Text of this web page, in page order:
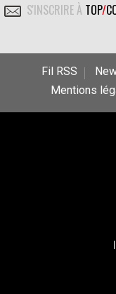
S'INSCRIRE À TOP/
Fil RSS
Mentions